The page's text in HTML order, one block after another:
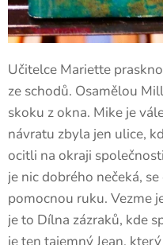
Učitelce Mariette
ze schodů. Osamělou
skoku z okna. Mike je
návratu zbyla jen ulice,
ocitli na okraji
je nic dobrého nečeká,
pomocnou ruku. Vezme
je to Dílna zázraků, kde
je ten tajemný Jean,